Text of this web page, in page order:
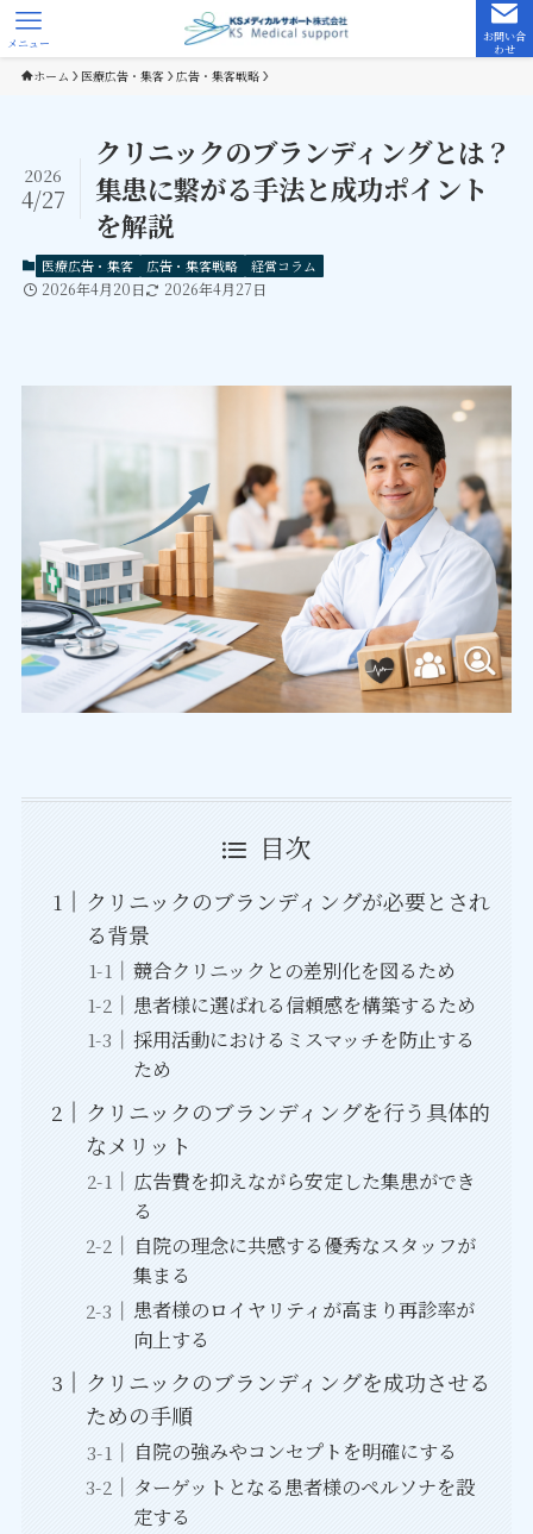
お問い合
わせ
メニュー
ホーム 医療広告・集客 広告・集客戦略
クリニックのブランディングとは？
集患に繋がる手法と成功ポイント
を解説
2026
4/27
医療広告・集客 広告・集客戦略 経営コラム
2026年4月20日 2026年4月27日
目次
クリニックのブランディングが必要とされ
る背景
競合クリニックとの差別化を図るため
患者様に選ばれる信頼感を構築するため
採用活動におけるミスマッチを防止する
ため
クリニックのブランディングを行う具体的
なメリット
広告費を抑えながら安定した集患ができ
る
自院の理念に共感する優秀なスタッフが
集まる
患者様のロイヤリティが高まり再診率が
向上する
クリニックのブランディングを成功させる
ための手順
自院の強みやコンセプトを明確にする
ターゲットとなる患者様のペルソナを設
定する